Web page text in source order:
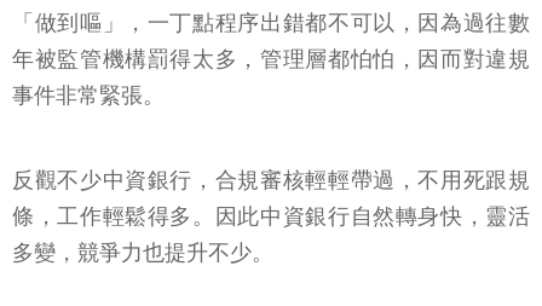
「做到嘔」，一丁點程序出錯都不可以，因為過往數
年被監管機構罰得太多，管理層都怕怕，因而對違規
事件非常緊張。
反觀不少中資銀行，合規審核輕輕帶過，不用死跟規
條，工作輕鬆得多。因此中資銀行自然轉身快，靈活
多變，競爭力也提升不少。